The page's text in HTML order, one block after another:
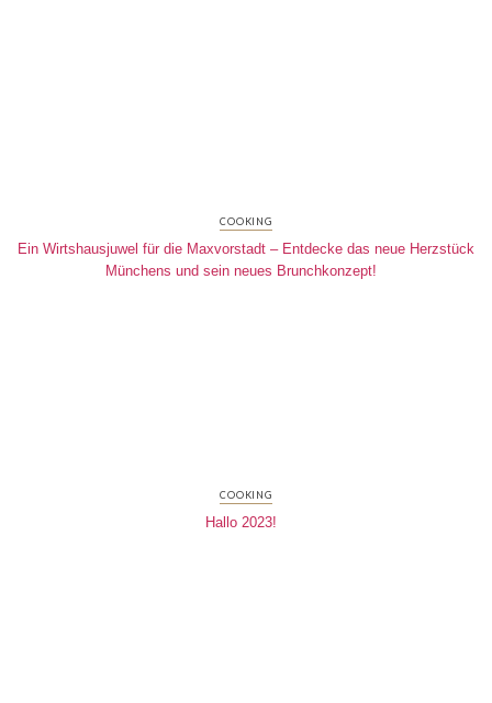
COOKING
Ein Wirtshausjuwel für die Maxvorstadt – Entdecke das neue Herzstück
Münchens und sein neues Brunchkonzept!
COOKING
Hallo 2023!